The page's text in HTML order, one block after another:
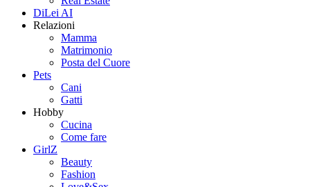
DiLei AI
Relazioni
Mamma
Matrimonio
Posta del Cuore
Pets
Cani
Gatti
Hobby
Cucina
Come fare
GirlZ
Beauty
Fashion